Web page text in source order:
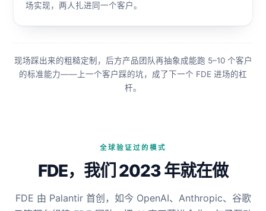
场实现，两人扎进同一个客户。
现场踩出来的粗糙定制，后方产品团队再抽象成能跑 5–10 个客户
的标准能力——上一个客户踩的坑，成了下一个 FDE 进场的杠
杆。
全球验证过的模式
FDE，我们 2023 年就在做
FDE 由 Palantir 首创，如今 OpenAI、Anthropic、谷歌